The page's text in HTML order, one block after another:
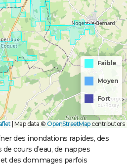
Faible
Moyen
Fort
| Map data © OpenStreetMapcontributors
des inondations rapides, des
cours d’eau, de nappes
des dommages parfois